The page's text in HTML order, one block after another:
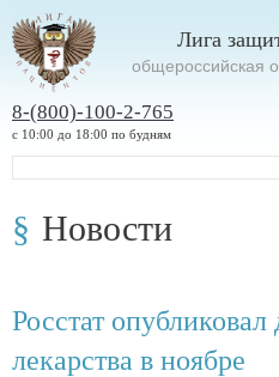
Лига
oбщероссийская
8-(800)-100-2-765
с 10:00 до 18:00 по будням
Новости
Росстат
лекарства в ноябре